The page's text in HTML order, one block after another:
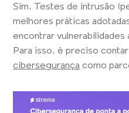
Sim. Testes de intrusão
melhores práticas
encontrar
Para isso, é preciso
cibersegurança como